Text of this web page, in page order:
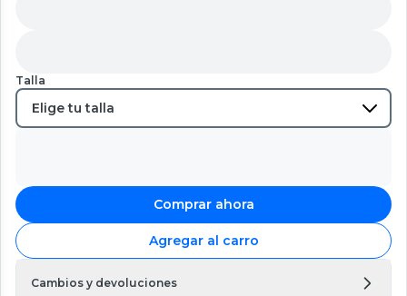
Talla
Comprar ahora
Agregar al carro
Cambios y devoluciones